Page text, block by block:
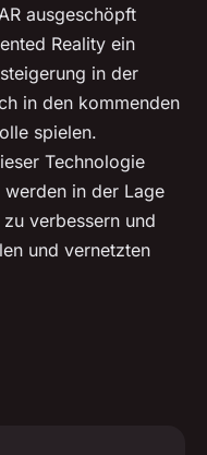
ausgeschöpft
Reality ein
in der
in den kommenden
spielen.
Technologie
in der Lage
verbessern und
und vernetzten